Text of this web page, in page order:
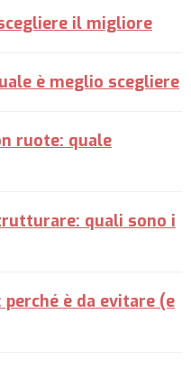
il migliore
è meglio scegliere
ruote: quale
quali sono i
è da evitare (e